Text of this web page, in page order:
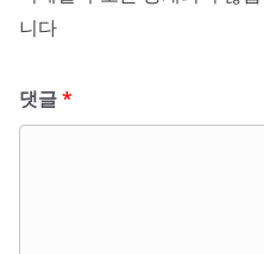
니다
댓글*